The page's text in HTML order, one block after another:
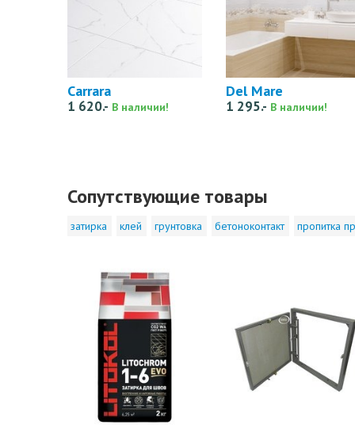
Carrara
1 620.- В наличии!
Del Mare
1 295.- В наличии!
Сопутствующие товары
затирка клей грунтовка бетоноконтакт пропитка